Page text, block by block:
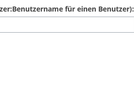
für einen Benutzer):